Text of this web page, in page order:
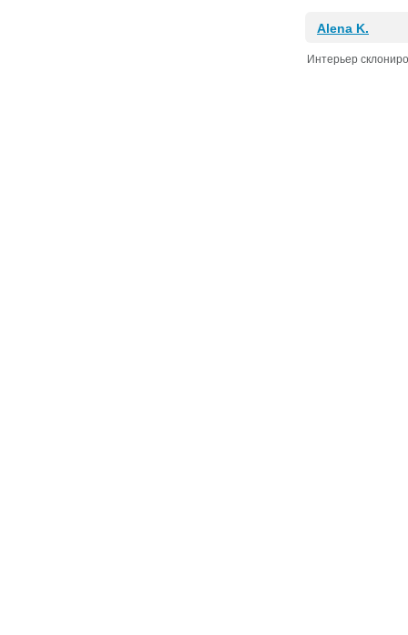
Alena K.
Интерьер